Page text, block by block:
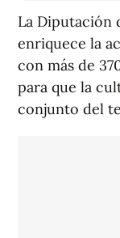
La Diputación
enriquece la
con más de
para que la
conjunto del